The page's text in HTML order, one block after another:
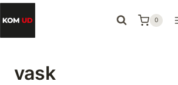
Fortsæt
til
indhold
0
vask